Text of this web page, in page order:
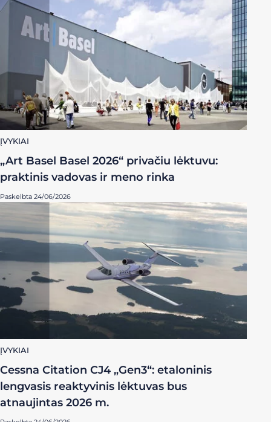
ĮVYKIAI
„Art Basel Basel 2026“ privačiu lėktuvu:
praktinis vadovas ir meno rinka
Paskelbta 24/06/2026
ĮVYKIAI
Cessna Citation CJ4 „Gen3“: etaloninis
lengvasis reaktyvinis lėktuvas bus
atnaujintas 2026 m.